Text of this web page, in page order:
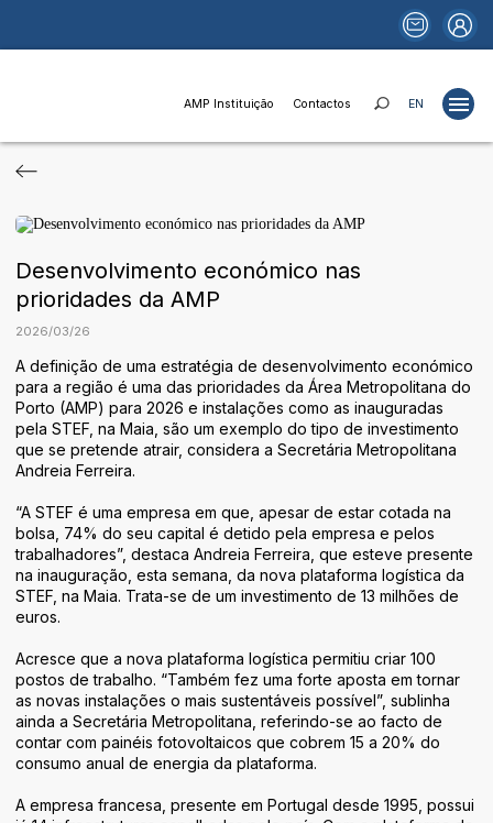
AMP Instituição Contactos EN
Publicações
Portais
Fundos e Financiamentos
Relações Institucionais
AMP Instituição
Identidade
Desenvolvimento económico nas
prioridades da AMP
2026/03/26
A definição de uma estratégia de desenvolvimento económico
para a região é uma das prioridades da Área Metropolitana do
Porto (AMP) para 2026 e instalações como as inauguradas
pela STEF, na Maia, são um exemplo do tipo de investimento
que se pretende atrair, considera a Secretária Metropolitana
Andreia Ferreira.
“A STEF é uma empresa em que, apesar de estar cotada na
bolsa, 74% do seu capital é detido pela empresa e pelos
trabalhadores”, destaca Andreia Ferreira, que esteve presente
na inauguração, esta semana, da nova plataforma logística da
STEF, na Maia. Trata-se de um investimento de 13 milhões de
euros.
Acresce que a nova plataforma logística permitiu criar 100
postos de trabalho. “Também fez uma forte aposta em tornar
as novas instalações o mais sustentáveis possível”, sublinha
ainda a Secretária Metropolitana, referindo-se ao facto de
contar com painéis fotovoltaicos que cobrem 15 a 20% do
consumo anual de energia da plataforma.
A empresa francesa, presente em Portugal desde 1995, possui